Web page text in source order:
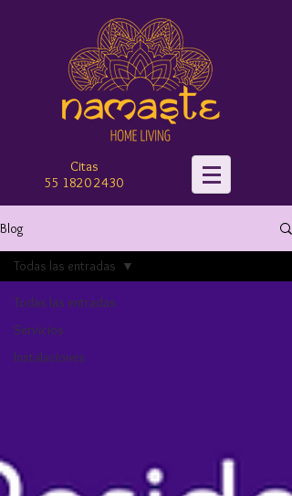
Citas
55 1820 2430‬
Blog
Todas las entradas
Servicios
Instalaciones
Todas las entradas